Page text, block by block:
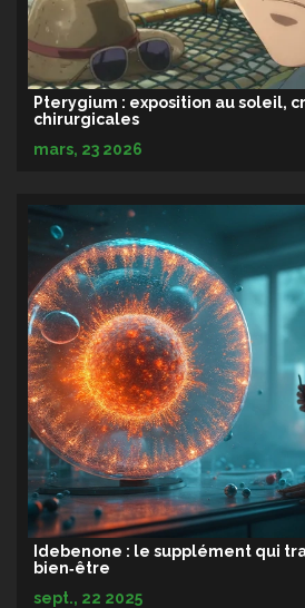
Pterygium : exposition au soleil,
chirurgicales
mars, 23 2026
Idebenone : le supplément qui
bien‑être
sept., 22 2025